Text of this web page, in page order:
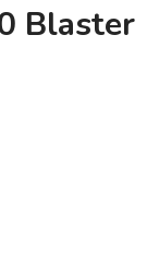
Blaster